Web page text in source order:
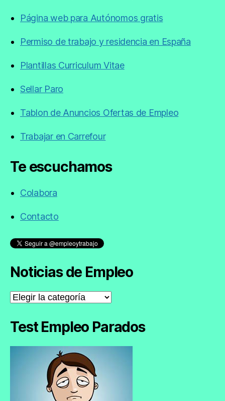
Página web para Autónomos gratis
Permiso de trabajo y residencia en España
Plantillas Curriculum Vitae
Sellar Paro
Tablon de Anuncios Ofertas de Empleo
Trabajar en Carrefour
Te escuchamos
Colabora
Contacto
Noticias de Empleo
Noticias
de
Test Empleo Parados